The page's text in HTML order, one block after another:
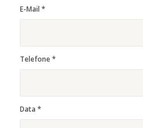
E-Mail *
Telefone*
Data *